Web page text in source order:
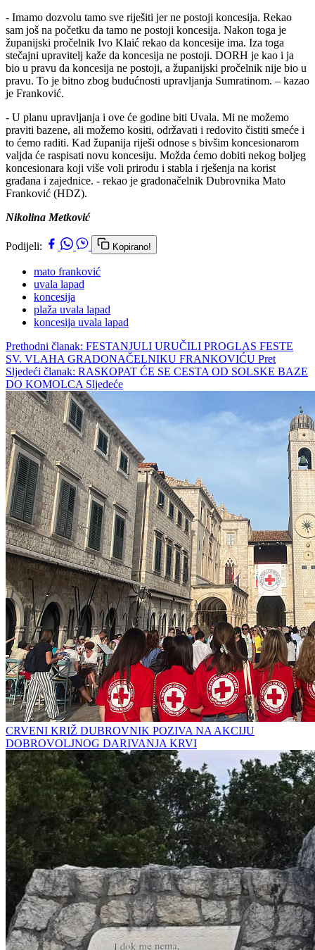
- Imamo dozvolu tamo sve riješiti jer ne postoji koncesija. Rekao
sam još na početku da tamo ne postoji koncesija. Nakon toga je
županijski pročelnik Ivo Klaić rekao da koncesije ima. Iza toga
stečajni upravitelj kaže da koncesija ne postoji. DORH je kao i ja
bio u pravu da koncesija ne postoji, a županijski pročelnik nije bio u
pravu. To je bitno zbog budućnosti upravljanja Sumratinom. – kazao
je Franković.
- U planu upravljanja i ove će godine biti Uvala. Mi ne možemo
praviti bazene, ali možemo kositi, održavati i redovito čistiti smeće i
to ćemo raditi. Kad županija riješi odnose s bivšim koncesionarom
valjda će raspisati novu koncesiju. Možda ćemo dobiti nekog boljeg
koncesionara koji više voli prirodu i stabla i rješenja na korist
građana i zajednice. - rekao je gradonačelnik Dubrovnika Mato
Franković (HDZ).
Nikolina Metković
Podijeli: Kopirano!
mato franković
uvala lapad
koncesija
plaža uvala lapad
koncesija uvala lapad
Prethodni članak: FESTANJULI URUČILI PROGLAS FESTE
SV. VLAHA GRADONAČELNIKU FRANKOVIĆU Pret
Sljedeći članak: RASKOPAT ĆE SE CESTA OD SOLSKE BAZE
DO KOMOLCA Sljedeće
CRVENI KRIŽ DUBROVNIK POZIVA NA AKCIJU
DOBROVOLJNOG DARIVANJA KRVI